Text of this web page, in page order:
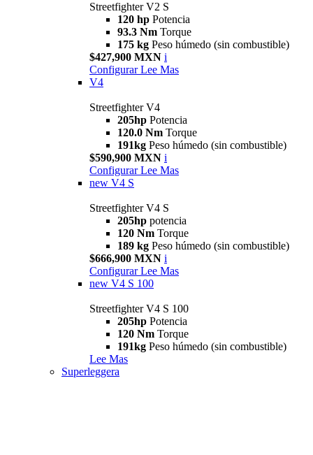
Streetfighter V2 S
120 hp Potencia
93.3 Nm Torque
175 kg Peso húmedo (sin combustible)
$427,900 MXN i
Configurar Lee Mas
V4
Streetfighter V4
205hp Potencia
120.0 Nm Torque
191kg Peso húmedo (sin combustible)
$590,900 MXN i
Configurar Lee Mas
new V4 S
Streetfighter V4 S
205hp potencia
120 Nm Torque
189 kg Peso húmedo (sin combustible)
$666,900 MXN i
Configurar Lee Mas
new V4 S 100
Streetfighter V4 S 100
205hp Potencia
120 Nm Torque
191kg Peso húmedo (sin combustible)
Lee Mas
Superleggera